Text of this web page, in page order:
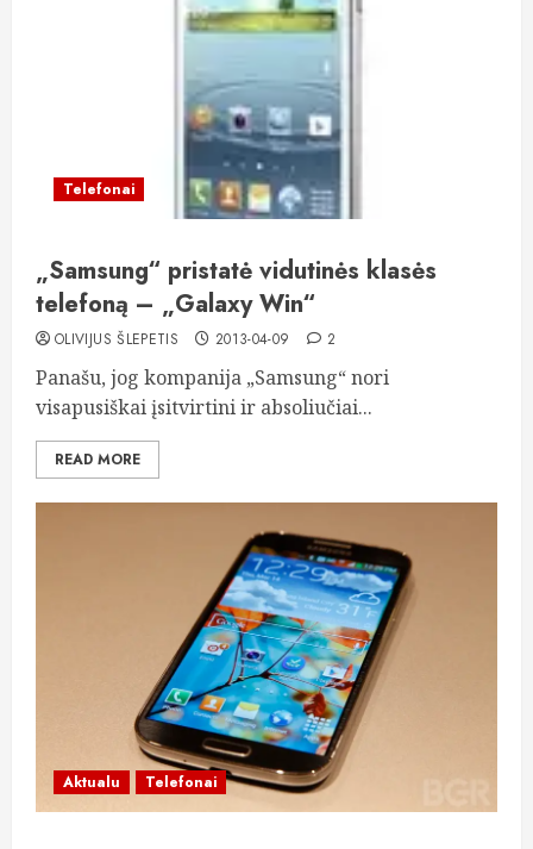
Telefonai
„Samsung“ pristatė vidutinės klasės
telefoną – „Galaxy Win“
OLIVIJUS ŠLEPETIS 2013-04-09 2
Panašu, jog kompanija „Samsung“ nori
visapusiškai įsitvirtini ir absoliučiai...
READ MORE
Aktualu Telefonai